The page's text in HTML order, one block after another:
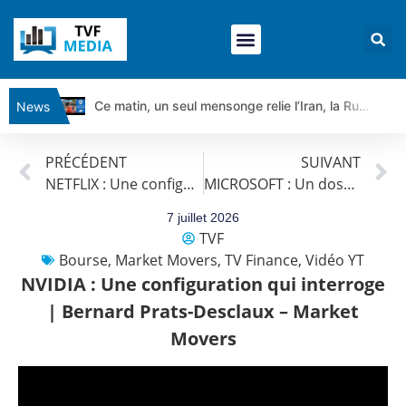
News
Ce matin, un seul mensonge relie l’Iran, la Russie et Trump | par Louis Antoine Michelet
Ce que Trump, Téhéran et Pékin ne veulent pas que vous voyiez ensemble | par Louis-Antoine Michelet
Gaza, Iran, Chine : la guerre mondiale vient de commencer | par Louis-Antoine Michelet
Jean Marie Seronie :Loi agricole : vraie réforme ou simple réponse à la colère ?| Interview Éco
PRÉCÉDENT
NETFLIX : Une configuration technique révélatrice … | Bernard Prats-Desclaux – Market Movers
SUIVANT
MICROSOFT : Un dossier qui change tout ? | Bernard Prats-Desclaux – Market Movers
7 juillet 2026
TVF
Bourse, Market Movers, TV Finance, Vidéo YT
NVIDIA : Une configuration qui interroge
| Bernard Prats-Desclaux – Market
Movers